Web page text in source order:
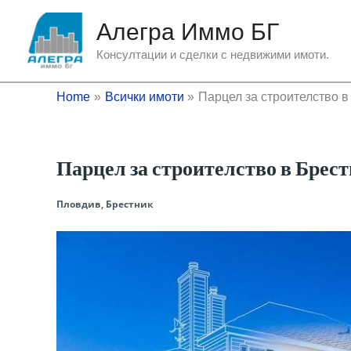
content
Алегра Иммо БГ
Консултации и сделки с недвижими имоти.
Home Всички имоти Парцел за строителство
Парцел за строителство в
Пловдив, Брестник